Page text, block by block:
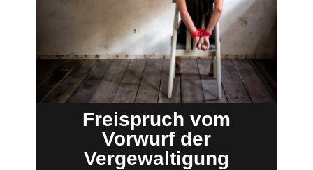
Freispruch vom
Vorwurf der
Vergewaltigung